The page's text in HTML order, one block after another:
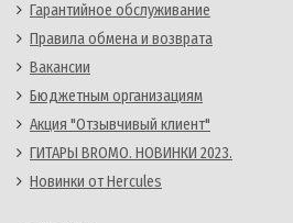
Гарантийное обслуживание
Правила обмена и возврата
Вакансии
Бюджетным организациям
Акция "Отзывчивый клиент"
ГИТАРЫ BROMO. НОВИНКИ 2023.
Новинки от Hercules